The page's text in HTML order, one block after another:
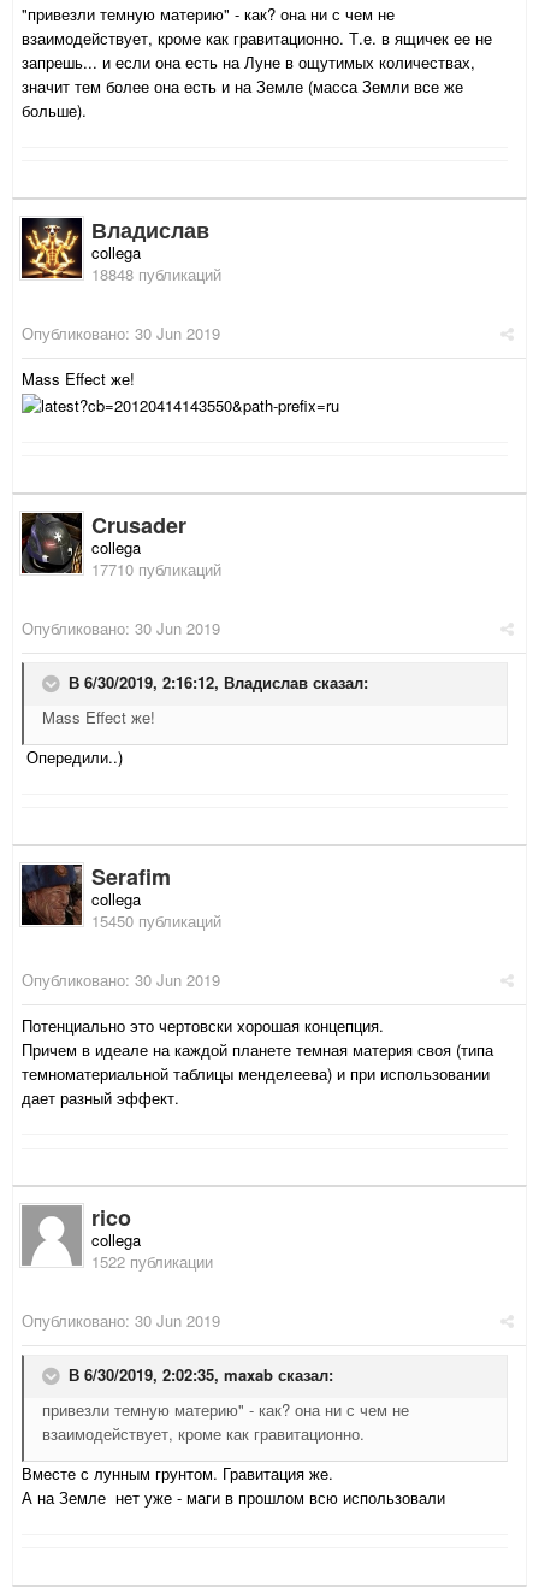
"привезли темную материю" - как? она ни с чем не
взаимодействует, кроме как гравитационно. Т.е. в ящичек ее не
запрешь... и если она есть на Луне в ощутимых количествах,
значит тем более она есть и на Земле (масса Земли все же
больше).
Владислав
collega
18848 публикаций
Опубликовано: 30 Jun 2019
Mass Effect же!
Crusader
collega
17710 публикаций
Опубликовано: 30 Jun 2019
В 6/30/2019, 2:16:12, Владислав сказал:
Mass Effect же!
Опередили..)
Serafim
collega
15450 публикаций
Опубликовано: 30 Jun 2019
Потенциально это чертовски хорошая концепция.
Причем в идеале на каждой планете темная материя своя (типа
темноматериальной таблицы менделеева) и при использовании
дает разный эффект.
rico
collega
1522 публикации
Опубликовано: 30 Jun 2019
В 6/30/2019, 2:02:35, maxab сказал:
привезли темную материю" - как? она ни с чем не
взаимодействует, кроме как гравитационно.
Вместе с лунным грунтом. Гравитация же.
А на Земле нет уже - маги в прошлом всю использовали